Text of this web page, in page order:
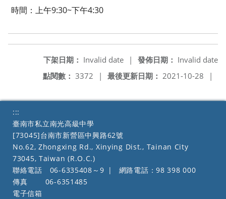
時間：上午9:30~下午4:30
發佈日期： Invalid date
下架日期： Invalid date
|
最後更新日期： 2021-10-28 |
點閱數： 3372 |
:::
臺南市私立南光高級中學
[73045]台南市新營區中興路62號
No.62, Zhongxing Rd., Xinying Dist., Tainan City
73045, Taiwan (R.O.C.)
聯絡電話
06-6335408～9 |
網路電話：98 398 000
傳真
06-6351485
電子信箱